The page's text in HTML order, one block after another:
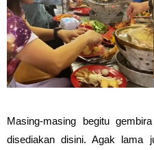
Masing-masing begitu
disediakan disini. Agak lama